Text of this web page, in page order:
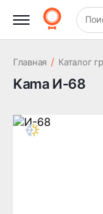
+7 (831) 261-35-
Главная / Каталог
Kama И-68